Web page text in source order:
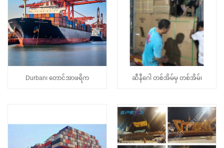
Durban၊ တောင်အာဖရိက ဆီနီဂေါ တစ်အိမ်မှ တစ်အိမ်၊